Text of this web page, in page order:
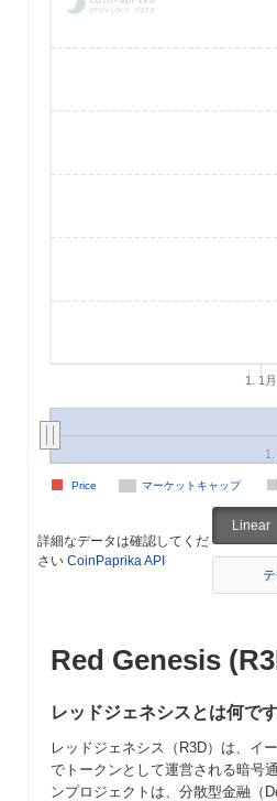
1. 1月
マーケットキャップ
Price
1.
詳細なデータは確認してくだ
さい CoinPaprika API
Linear
Red Genesis
レッドジェネシスとは何で
レッドジェネシス（R3D）は、イ
でトークンとして運営される暗号
ンプロジェクトは、分散型金融（